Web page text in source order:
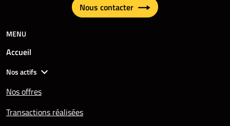
Nous contacter
MENU
Accueil
Nos actifs
Nos offres
Transactions réalisées